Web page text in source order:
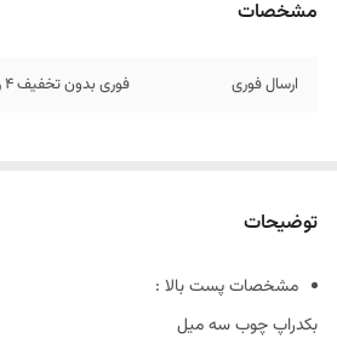
مشخصات
ارسال فوری فوری بدون تخفیف 4 روز ارسال میشود
توضیحات
مشخصات پست بالا :
بکدراپ چوب سه میل